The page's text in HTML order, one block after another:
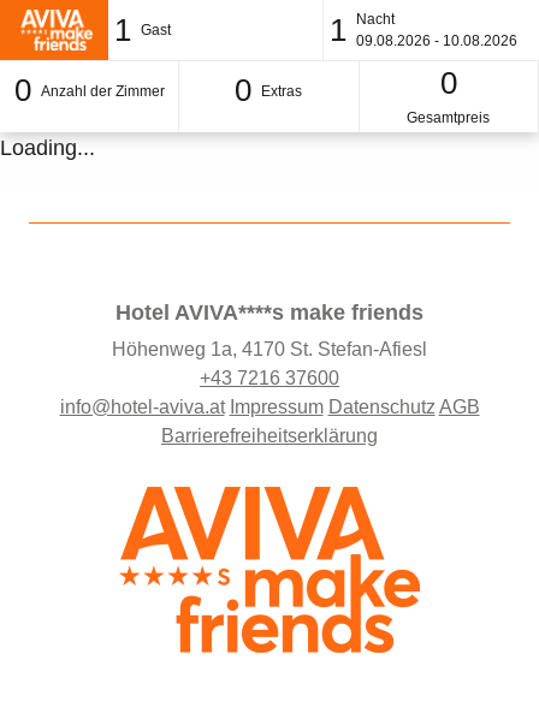
1 Gast 1
Nacht
09.08.2026 - 10.08.2026
0 Anzahl der Zimmer 0 Extras 0
Gesamtpreis
Loading...
Hotel AVIVA****s make friends
Höhenweg 1a, 4170 St. Stefan-Afiesl
+43 7216 37600
info@hotel-aviva.at Impressum Datenschutz AGB
Barrierefreiheitserklärung